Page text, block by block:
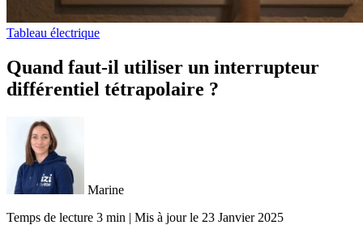
Tableau électrique
Quand faut-il utiliser un interrupteur
différentiel tétrapolaire ?
Marine
Temps de lecture 3 min | Mis à jour le 23 Janvier 2025